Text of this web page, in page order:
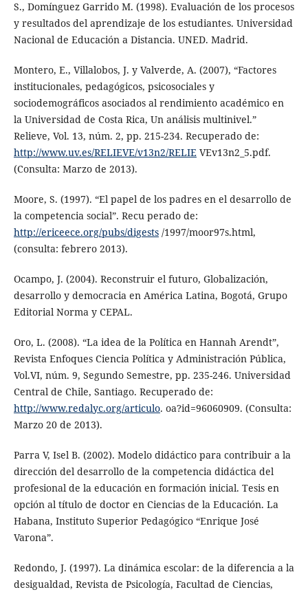
S., Domínguez Garrido M. (1998). Evaluación de los procesos
y resultados del aprendizaje de los estudiantes. Universidad
Nacional de Educación a Distancia. UNED. Madrid.
Montero, E., Villalobos, J. y Valverde, A. (2007), “Factores
institucionales, pedagógicos, psicosociales y
sociodemográficos asociados al rendimiento académico en
la Universidad de Costa Rica, Un análisis multinivel.”
Relieve, Vol. 13, núm. 2, pp. 215-234. Recuperado de:
http://www.uv.es/RELIEVE/v13n2/RELIEVEv13n2_5.pdf.
(Consulta: Marzo de 2013).
Moore, S. (1997). “El papel de los padres en el desarrollo de
la competencia social”. Recu perado de:
http://ericeece.org/pubs/digests/1997/moor97s.html,
(consulta: febrero 2013).
Ocampo, J. (2004). Reconstruir el futuro, Globalización,
desarrollo y democracia en América Latina, Bogotá, Grupo
Editorial Norma y CEPAL.
Oro, L. (2008). “La idea de la Política en Hannah Arendt”,
Revista Enfoques Ciencia Política y Administración Pública,
Vol.VI, núm. 9, Segundo Semestre, pp. 235-246. Universidad
Central de Chile, Santiago. Recuperado de:
http://www.redalyc.org/articulo. oa?id=96060909. (Consulta:
Marzo 20 de 2013).
Parra V, Isel B. (2002). Modelo didáctico para contribuir a la
dirección del desarrollo de la competencia didáctica del
profesional de la educación en formación inicial. Tesis en
opción al título de doctor en Ciencias de la Educación. La
Habana, Instituto Superior Pedagógico “Enrique José
Varona”.
Redondo, J. (1997). La dinámica escolar: de la diferencia a la
desigualdad, Revista de Psicología, Facultad de Ciencias,